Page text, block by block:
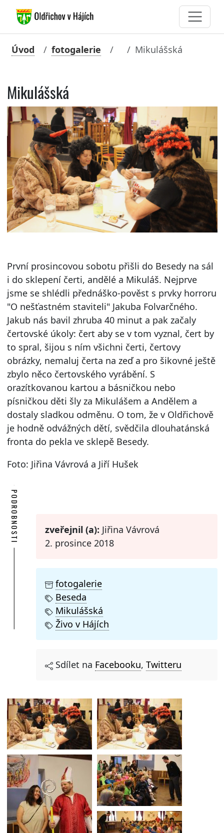
Úvod fotogalerie Mikulášská
Mikulášská
První prosincovou sobotu přišli do Besedy na sál
i do sklepení čerti, andělé a Mikuláš. Nejprve
jsme se shlédli přednáško-pověst s prvky horroru
"O nešťastném staviteli" Jakuba Folvarčného.
Jakub nás bavil zhruba 40 minut a pak začaly
čertovské úkoly: čert aby se v tom vyznal, čert by
to spral, šijou s ním všichni čerti, čertovy
obrázky, nemaluj čerta na zeď a pro šikovné ještě
zbylo něco čertovského vyrábění. S
orazítkovanou kartou a básničkou nebo
písničkou děti šly za Mikulášem a Andělem a
dostaly sladkou odměnu. O tom, že v Oldřichově
je hodně odvážných dětí, svědčila dlouhatánská
fronta do pekla ve sklepě Besedy.
Foto: Jiřina Vávrová a Jiří Hušek
PODROBNOSTI zveřejnil (a): Jiřina Vávrová
2. prosince 2018
fotogalerie
Beseda
Mikulášská
Živo v Hájích
Sdílet na Facebooku, Twitteru